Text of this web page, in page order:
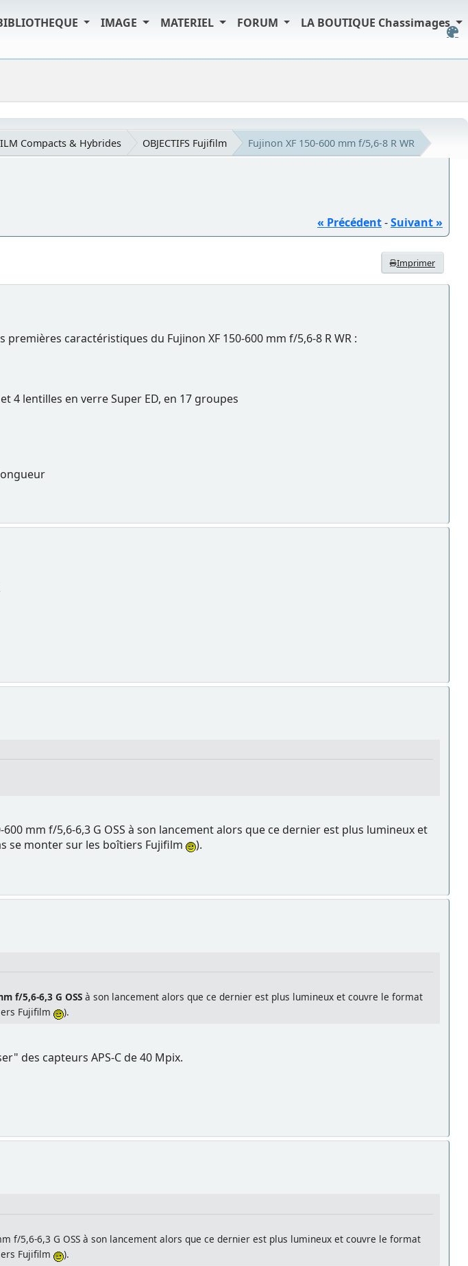
IMAGE MATERIEL FORUM LA BOUTIQUE Chassimages
Compacts & Hybrides OBJECTIFS Fujifilm Fujinon XF 150-600 mm f/5,6-8 R WR
« Précédent-Suivant »
Imprimer
caractéristiques du Fujinon XF 150-600 mm f/5,6-8 R WR :
4 lentilles en verre Super ED, en 17 groupes
mm f/5,6-6,3 G OSS à son lancement alors que ce dernier est plus lumineux et
se monter sur les boîtiers Fujifilm
).
f/5,6-6,3 G OSS à son lancement alors que ce dernier est plus lumineux et couvre le format
Fujifilm
).
des capteurs APS-C de 40 Mpix.
f/5,6-6,3 G OSS à son lancement alors que ce dernier est plus lumineux et couvre le format
Fujifilm
).